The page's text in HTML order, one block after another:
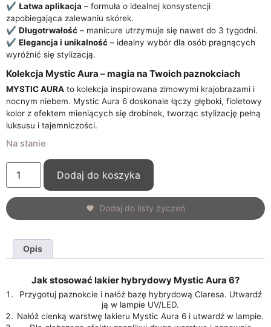
✔ Łatwa aplikacja – formuła o idealnej konsystencji
zapobiegająca zalewaniu skórek.
✔ Długotrwałość – manicure utrzymuje się nawet do 3 tygodni.
✔ Elegancja i unikalność – idealny wybór dla osób pragnących
wyróżnić się stylizacją.
Kolekcja Mystic Aura – magia na Twoich paznokciach
MYSTIC AURA to kolekcja inspirowana zimowymi krajobrazami i
nocnym niebem. Mystic Aura 6 doskonale łączy głęboki, fioletowy
kolor z efektem mieniących się drobinek, tworząc stylizację pełną
luksusu i tajemniczości.
Na stanie
Dodaj do koszyka
Dodaj do listy życzeń
Opis
Jak stosować lakier hybrydowy Mystic Aura 6?
Przygotuj paznokcie i nałóż bazę hybrydową Claresa. Utwardź
ją w lampie UV/LED.
Nałóż cienką warstwę lakieru Mystic Aura 6 i utwardź w lampie.